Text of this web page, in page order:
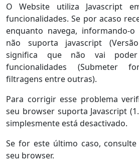
O Website utiliza Javascript
funcionalidades. Se por acaso
enquanto navega, informando-
não suporta javascript
significa que não vai
funcionalidades (Submeter
filtragens entre outras).
Para corrigir esse problema
seu browser suporta Javascript
simplesmente está desactivado.
Se for este último caso,
seu browser.